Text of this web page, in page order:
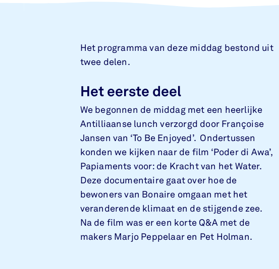
Het programma van deze middag bestond uit
twee delen.
Het eerste deel
We begonnen de middag met een heerlijke
Antilliaanse lunch verzorgd door Françoise
Jansen van ‘To Be Enjoyed’. Ondertussen
konden we kijken naar de film ‘Poder di Awa’,
Papiaments voor: de Kracht van het Water.
Deze documentaire gaat over hoe de
bewoners van Bonaire omgaan met het
veranderende klimaat en de stijgende zee.
Na de film was er een korte Q&A met de
makers Marjo Peppelaar en Pet Holman.